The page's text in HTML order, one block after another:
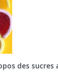
des sucres